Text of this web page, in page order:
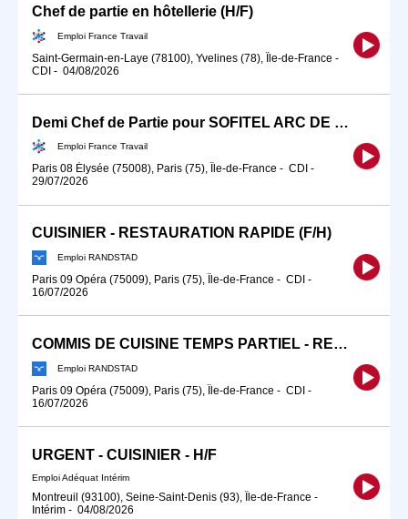
Chef de partie en hôtellerie (H/F)
Emploi France Travail
Saint-Germain-en-Laye (78100), Yvelines (78), Île-de-France -
CDI - 04/08/2026
Demi Chef de Partie pour SOFITEL ARC DE TRIOMPHE (H/F)
Emploi France Travail
Paris 08 Élysée (75008), Paris (75), Île-de-France - CDI -
29/07/2026
CUISINIER - RESTAURATION RAPIDE (F/H)
Emploi RANDSTAD
Paris 09 Opéra (75009), Paris (75), Île-de-France - CDI -
16/07/2026
COMMIS DE CUISINE TEMPS PARTIEL - RESTAURATION RAPIDE (F/H)
Emploi RANDSTAD
Paris 09 Opéra (75009), Paris (75), Île-de-France - CDI -
16/07/2026
URGENT - CUISINIER - H/F
Emploi Adéquat Intérim
Montreuil (93100), Seine-Saint-Denis (93), Île-de-France -
Intérim - 04/08/2026